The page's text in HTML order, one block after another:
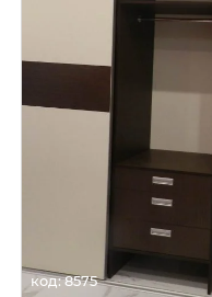
код: 8575